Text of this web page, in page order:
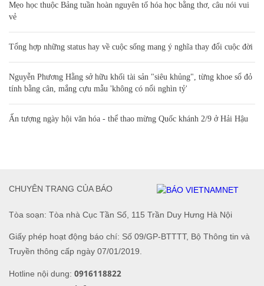
Mẹo học thuộc Bảng tuần hoàn nguyên tố hóa học bằng thơ, câu nói vui
vẻ
Tổng hợp những status hay về cuộc sống mang ý nghĩa thay đổi cuộc đời
Nguyễn Phương Hằng sở hữu khối tài sản "siêu khủng", từng khoe sổ đỏ
tính bằng cân, mắng cựu mẫu 'không có nổi nghìn tỷ'
Ấn tượng ngày hội văn hóa - thể thao mừng Quốc khánh 2/9 ở Hải Hậu
Tòa soạn: Tòa nhà Cục Tần Số, 115 Trần Duy Hưng Hà Nội
Giấy phép hoạt động báo chí: Số 09/GP-BTTTT, Bộ Thông tin và
Truyền thông cấp ngày 07/01/2019.
Hotline nội dung: 0916118822
CHUYÊN TRANG CỦA BÁO